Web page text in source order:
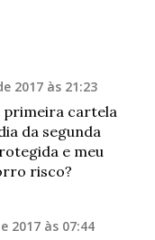
2017 às 21:23
primeira cartela
da segunda
e meu
risco?
2017 às 07:44